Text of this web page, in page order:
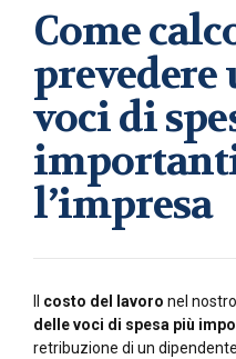
Come
prevedere
voci di
l’impresa
costo del lavoro nel
delle voci di spesa più
retribuzione di un